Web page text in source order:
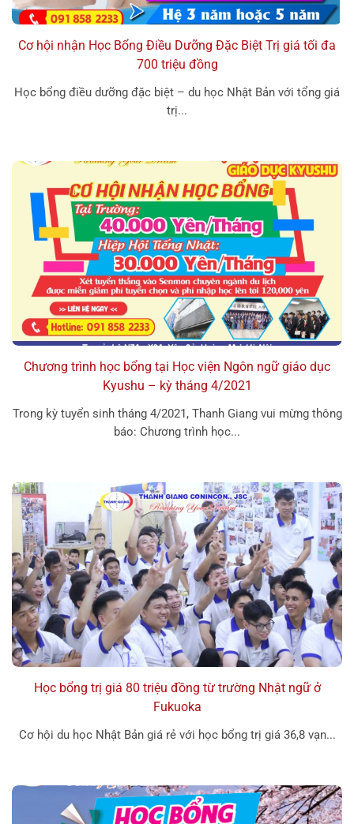
Cơ hội nhận Học Bổng Điều Dưỡng Đặc Biệt Trị giá tối đa
700 triệu đồng
Học bổng điều dưỡng đặc biệt – du học Nhật Bản với tổng giá
trị...
Chương trình học bổng tại Học viện Ngôn ngữ giáo dục
Kyushu – kỳ tháng 4/2021
Trong kỳ tuyển sinh tháng 4/2021, Thanh Giang vui mừng thông
báo: Chương trình học...
Học bổng trị giá 80 triệu đồng từ trường Nhật ngữ ở
Fukuoka
Cơ hội du học Nhật Bản giá rẻ với học bổng trị giá 36,8 vạn...